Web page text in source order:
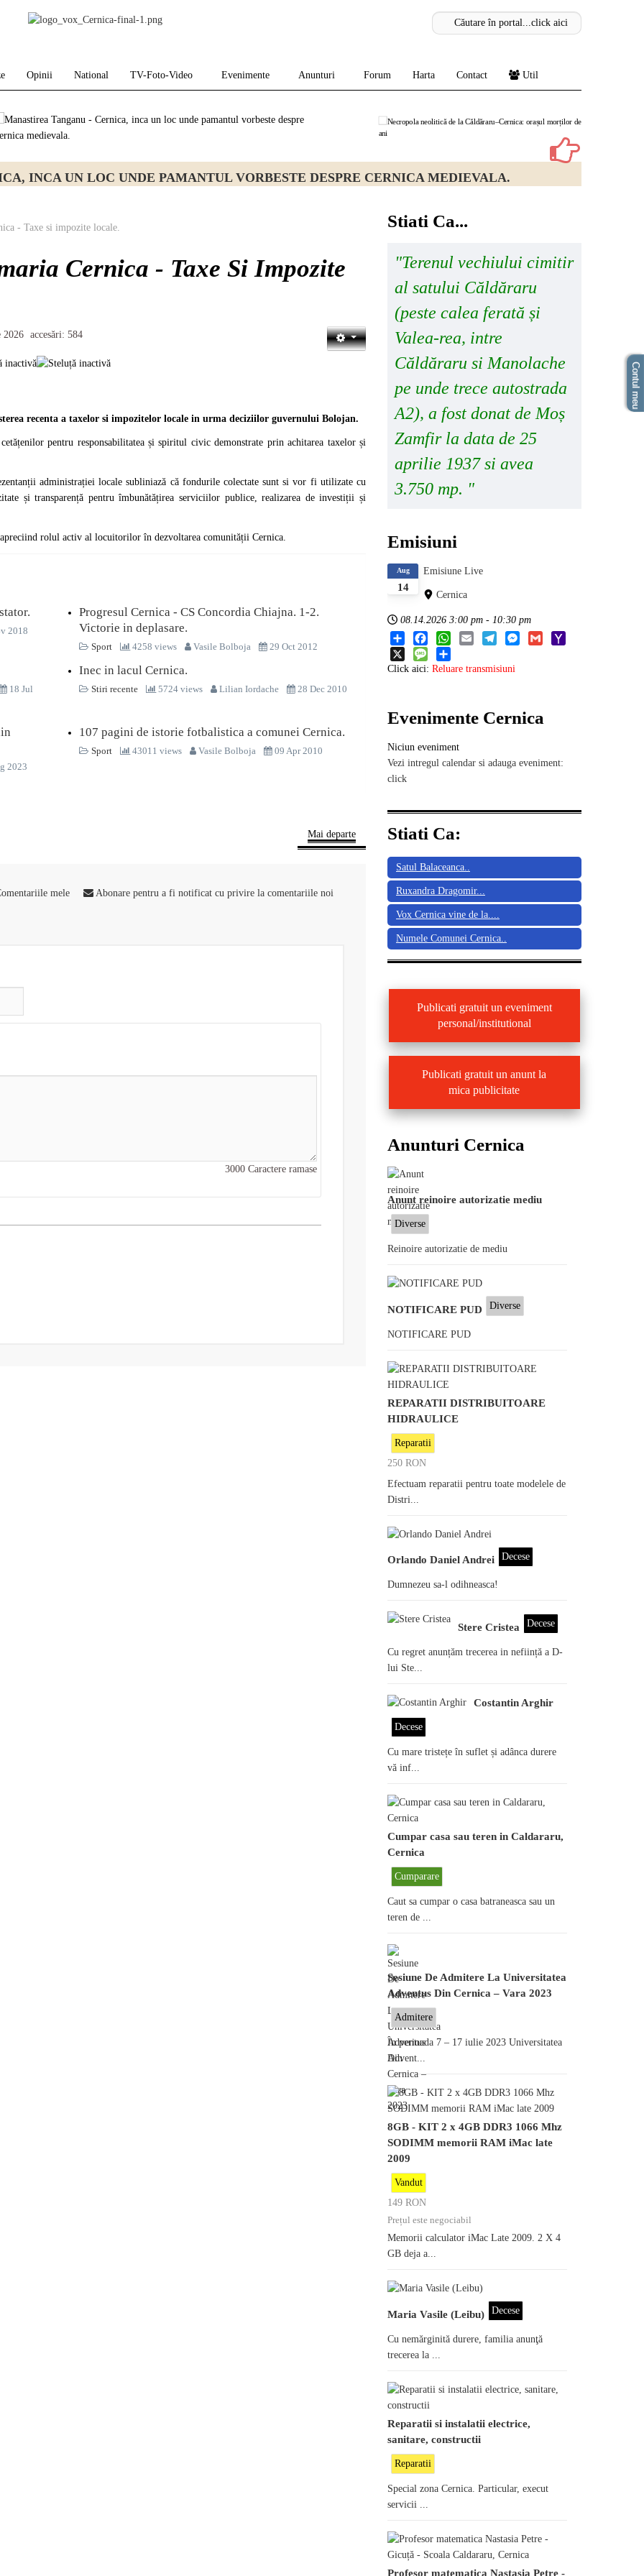
Opinii National TV-Foto-Video Evenimente Anunturi Forum Harta Contact Util
LA CĂLDĂRARU–CERNICA: ORAȘUL MORȚILOR DE ACUM 7.000 DE ANI
- Taxe si impozite locale.
Cernica - Taxe Si Impozite
2026 accesări: 584
recenta a taxelor si impozitelor locale in urma deciziilor guvernului Bolojan.
pentru responsabilitatea și spiritul civic demonstrate prin achitarea taxelor și
administrației locale subliniază că fondurile colectate sunt si vor fi utilizate cu
și transparență pentru îmbunătățirea serviciilor publice, realizarea de investiții și
rolul activ al locuitorilor în dezvoltarea comunității Cernica.
2018
Progresul Cernica - CS Concordia Chiajna. 1-2.
Victorie in deplasare.
Sport 4258 views Vasile Bolboja 29 Oct 2012
18 Jul
Inec in lacul Cernica.
Stiri recente 5724 views Lilian Iordache 28 Dec 2010
2023
107 pagini de istorie fotbalistica a comunei Cernica.
Sport 43011 views Vasile Bolboja 09 Apr 2010
Mai departe
mele Abonare pentru a fi notificat cu privire la comentariile noi
3000Caractere ramase
Stiati Ca...
"Terenul vechiului cimitir
al satului Căldăraru
(peste calea ferată și
Valea-rea, intre
Căldăraru si Manolache
pe unde trece autostrada
A2), a fost donat de Moș
Zamfir la data de 25
aprilie 1937 si avea
3.750 mp. "
Emisiuni
14
Aug Emisiune Live
Cernica
08.14.2026 3:00 pm - 10:30 pm
ShareFacebookWhatsApp
X Message
Share
Click aici: Reluare transmisiuni
Evenimente Cernica
Niciun eveniment
Vezi intregul calendar si adauga eveniment:
click
Stiati Ca:
Satul Balaceanca..
Ruxandra Dragomir...
Vox Cernica vine de la....
Numele Comunei Cernica..
Publicati gratuit un eveniment
personal/institutional
Publicati gratuit un anunt la
mica publicitate
Anunturi Cernica
Anunt reinoire autorizatie mediu
Diverse
Reinoire autorizatie de mediu
NOTIFICARE PUD Diverse
NOTIFICARE PUD
REPARATII DISTRIBUITOARE
HIDRAULICE
Reparatii
250 RON
Efectuam reparatii pentru toate modelele de
Distri...
Orlando Daniel Andrei Decese
Dumnezeu sa-l odihneasca!
Stere Cristea Decese
Cu regret anunțăm trecerea in neființă a D-
lui Ste...
Costantin Arghir
Decese
Cu mare tristețe în suflet și adânca durere
vă inf...
Cumpar casa sau teren in Caldararu,
Cernica
Cumparare
Caut sa cumpar o casa batraneasca sau un
teren de ...
Sesiune De Admitere La Universitatea
Adventus Din Cernica – Vara 2023
Admitere
În perioada 7 – 17 iulie 2023 Universitatea
Advent...
8GB - KIT 2 x 4GB DDR3 1066 Mhz
SODIMM memorii RAM iMac late
2009
Vandut
149 RON
Prețul este negociabil
Memorii calculator iMac Late 2009. 2 X 4
GB deja a...
Maria Vasile (Leibu) Decese
Cu nemărginită durere, familia anunţă
trecerea la ...
Reparatii si instalatii electrice,
sanitare, constructii
Reparatii
Special zona Cernica. Particular, execut
servicii ...
Profesor matematica Nastasia Petre -
Contul meu